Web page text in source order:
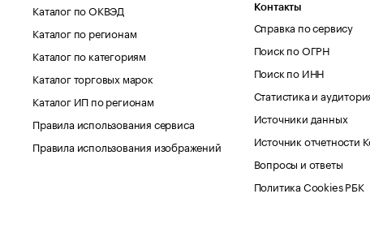
Каталог по ОКВЭД
Каталог по регионам
Каталог по категориям
Каталог торговых марок
Каталог ИП по регионам
Правила использования сервиса
Правила использования изображений
Контакты
Справка по сервису
Поиск по ОГРН
Поиск по ИНН
Статистика и
Источники данных
Источник отчетности
Вопросы и ответы
Политика Cookies РБК